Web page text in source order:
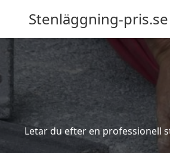
Stenläggning-pris.se
Letar du efter en professionell